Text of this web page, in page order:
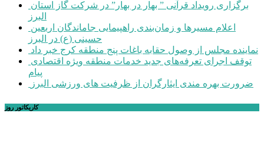
البرز
حسینی (ع) در البرز
نماینده مجلس از وصول حقابه باغات پنج منطقه کرج خبر داد
پیام
ضرورت بهره مندی ایثارگران از ظرفیت های ورزشی البرز
کاریکاتور روز